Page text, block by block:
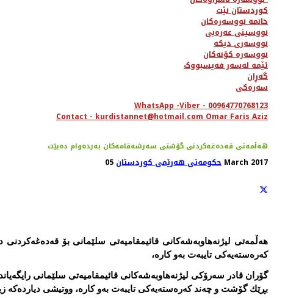
کوردستان نێت
خانمە نووسەرەکان
نووسینی عەرەبی
نووسەری دیکە
نووسەرە کۆنەکان
ئێمە لەسەر فەیسبووک
گەڕان
سەرەکی
WhatsApp -Viber - 00964770768123
Contact - kurdistannet@hotmail.com Omar Faris Aziz
هه‌ڵمه‌تی قه‌ده‌غه‌كردنی گۆشتی سه‌رشه‌قامه‌كان به‌رده‌وام ده‌بێت
حکومەتی هەرێمی کوردستان 05 March 2017
هه‌ڵمه‌تی لیژنه‌هاوبه‌شه‌كانی قائیمقامیه‌تی سلێمانی بۆ
كه‌ره‌سته‌یه‌كی تایبه‌ت به‌و كاره‌،
بڕێك گۆشت و چه‌ند كه‌ره‌سته‌یه‌كی تایبه‌ت به‌و كاره‌، ووتیشی دیارده‌كه‌